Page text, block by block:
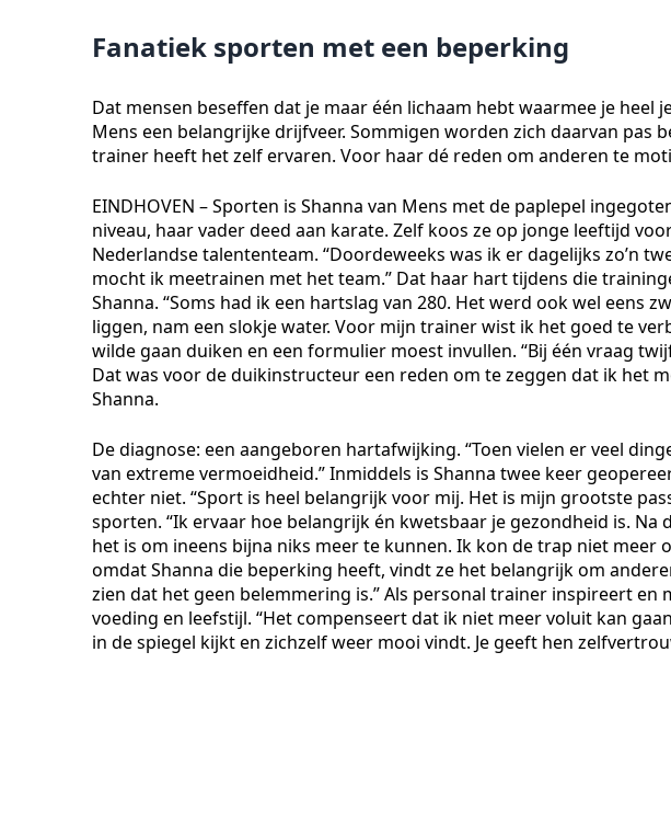
Fanatiek sporten met een beperking
Dat mensen beseffen dat je maar één lichaam hebt waarmee je heel
Mens een belangrijke drijfveer. Sommigen worden zich daarvan pas
trainer heeft het zelf ervaren. Voor haar dé reden om anderen te
EINDHOVEN – Sporten is Shanna van Mens met de paplepel
niveau, haar vader deed aan karate. Zelf koos ze op jonge leeftijd
Nederlandse talententeam. “Doordeweeks was ik er dagelijks zo’n
mocht ik meetrainen met het team.” Dat haar hart tijdens die
Shanna. “Soms had ik een hartslag van 280. Het werd ook wel eens
liggen, nam een slokje water. Voor mijn trainer wist ik het goed te
wilde gaan duiken en een formulier moest invullen. “Bij één vraag
Dat was voor de duikinstructeur een reden om te zeggen dat ik het
Shanna.
De diagnose: een aangeboren hartafwijking. “Toen vielen er veel
van extreme vermoeidheid.” Inmiddels is Shanna twee keer
echter niet. “Sport is heel belangrijk voor mij. Het is mijn grootste
sporten. “Ik ervaar hoe belangrijk én kwetsbaar je gezondheid is. Na
het is om ineens bijna niks meer te kunnen. Ik kon de trap niet meer
omdat Shanna die beperking heeft, vindt ze het belangrijk om
zien dat het geen belemmering is.” Als personal trainer inspireert en
voeding en leefstijl. “Het compenseert dat ik niet meer voluit kan
in de spiegel kijkt en zichzelf weer mooi vindt. Je geeft hen